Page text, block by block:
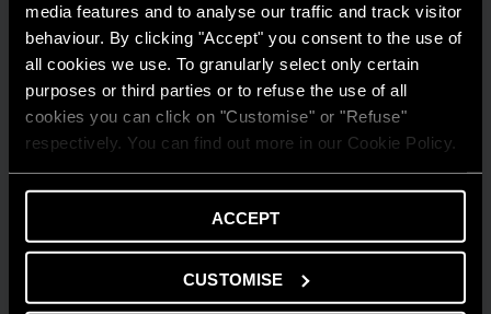
media features and to analyse our traffic and track visitor
behaviour. By clicking "Accept" you consent to the use of
all cookies we use. To granularly select only certain
purposes or third parties or to refuse the use of all
cookies you can click on "Customise" or "Refuse"
respectively. You can find out more in our Cookie Policy.
ACCEPT
CUSTOMISE
GUIDA AL RISPARMIO